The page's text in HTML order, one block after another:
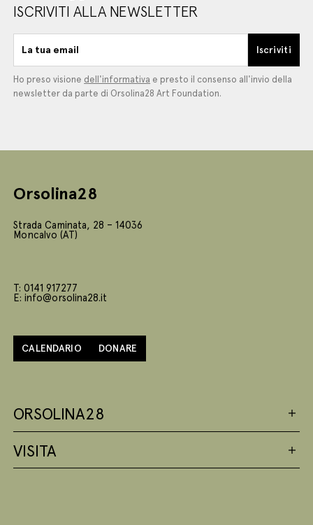
ISCRIVITI ALLA NEWSLETTER
La tua email Iscriviti
Ho preso visione dell'informativa e presto il consenso all'invio della
newsletter da parte di Orsolina28 Art Foundation.
Orsolina28
Strada Caminata, 28 – 14036
Moncalvo (AT)
T: 0141 917277
E: info@orsolina28.it
CALENDARIO DONARE
ORSOLINA28
VISITA